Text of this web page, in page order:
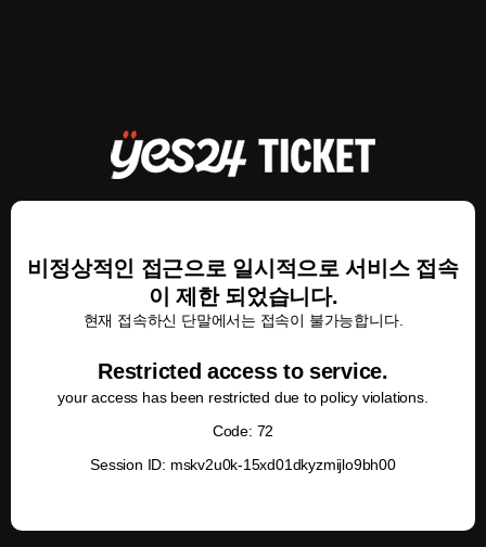
비정상적인 접근으로 일시적으로 서비스 접속
이 제한 되었습니다.
현재 접속하신 단말에서는 접속이 불가능합니다.
Restricted access to service.
your access has been restricted due to policy violations.
Code: 72
Session ID: mskv2u0k-15xd01dkyzmijlo9bh00